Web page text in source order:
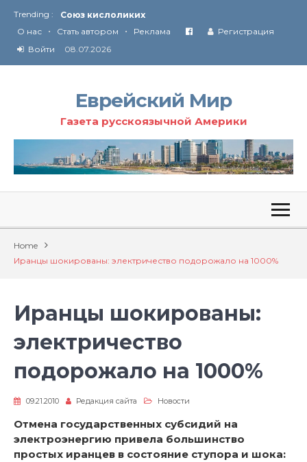
Trending :
Союз кислоликих
Соглашение США с Ираном
Технология Революции в Иране
О нас • Стать автором • Реклама
Регистрация
Войти
08.07.2026
Еврейский Мир
Газета русскоязычной Америки
Home
Иранцы шокированы: электричество подорожало на 1000%
Иранцы шокированы:
электричество
подорожало на 1000%
09.21.2010 Редакция сайта Новости
Отмена государственных субсидий на
электроэнергию привела большинство
простых иранцев в состояние ступора и шока: